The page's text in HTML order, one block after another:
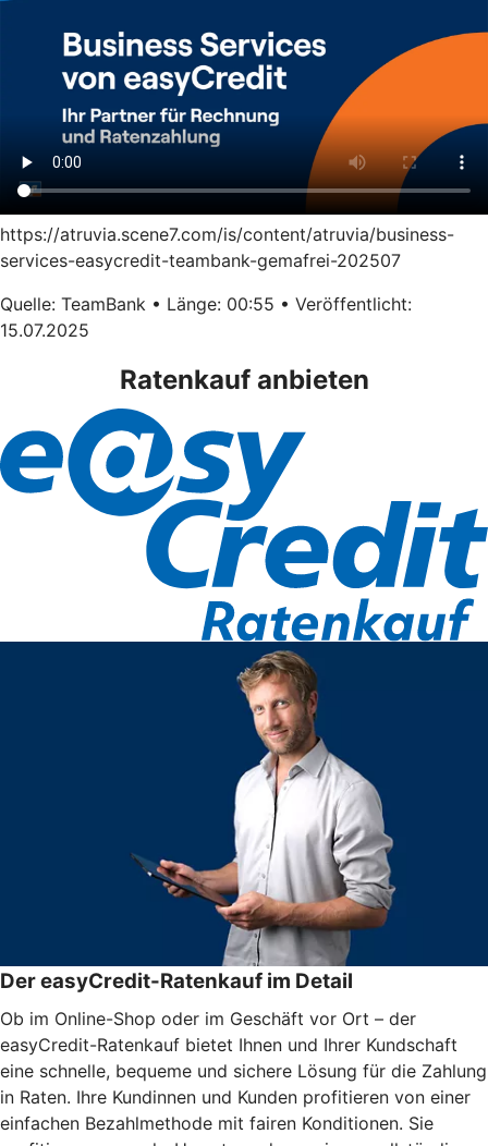
https://atruvia.scene7.com/is/content/atruvia/business-
services-easycredit-teambank-gemafrei-202507
Quelle: TeamBank • Länge: 00:55 • Veröffentlicht:
15.07.2025
Ratenkauf anbieten
Der easyCredit-Ratenkauf im Detail
Ob im Online-Shop oder im Geschäft vor Ort – der
easyCredit-Ratenkauf bietet Ihnen und Ihrer Kundschaft
eine schnelle, bequeme und sichere Lösung für die Zahlung
in Raten. Ihre Kundinnen und Kunden profitieren von einer
einfachen Bezahlmethode mit fairen Konditionen. Sie